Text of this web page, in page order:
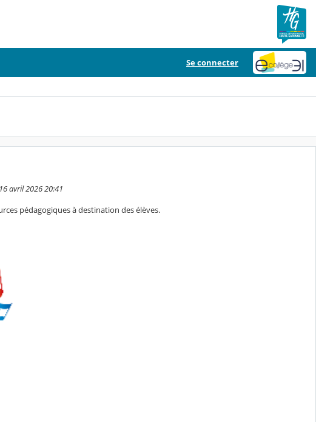
Se connecter
avril 2026 20:41
pédagogiques à destination des élèves.